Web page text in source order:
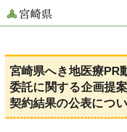
宮崎県
宮崎県へき地医療PR
委託に関する企画提
契約結果の公表につ